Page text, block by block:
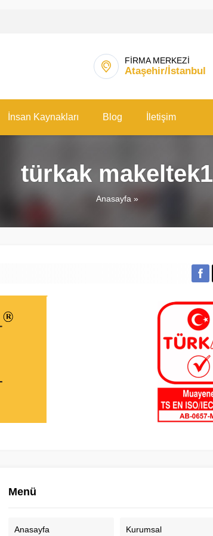
FİRMA MERKEZİ
Ataşehir/İstanbul
İnsan Kaynakları Blog İletişim
türkak makeltek1
Anasayfa »
Menü
Anasayfa Kurumsal